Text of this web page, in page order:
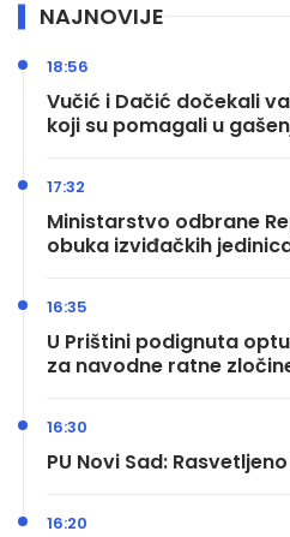
NAJNOVIJE
Vučić i Dačić dočekali
koji su pomagali u
18:56
Ministarstvo odbrane
obuka izviđačkih
17:32
U Prištini podignuta
za navodne ratne
16:35
PU Novi Sad:
16:30
16:20